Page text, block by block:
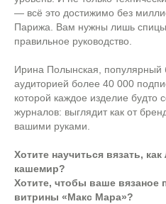
— всё это достижимо без
Парижа. Вам нужны лишь
правильное руководство.
Ирина Полынская, популярный
аудиторией более 40 000
которой каждое изделие будто
журналов: выглядит как от
вашими руками.
Хотите научиться вязать,
кашемир?
Хотите, чтобы ваше вязаное
витрины «Макс Мара»?